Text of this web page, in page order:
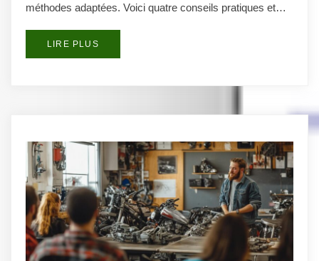
méthodes adaptées. Voici quatre conseils pratiques et…
LIRE PLUS